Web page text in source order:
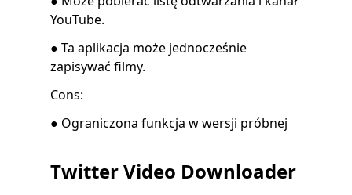
YouTube.
● Ta aplikacja może jednocześnie
zapisywać filmy.
Cons:
● Ograniczona funkcja w wersji próbnej
Twitter Video Downloader